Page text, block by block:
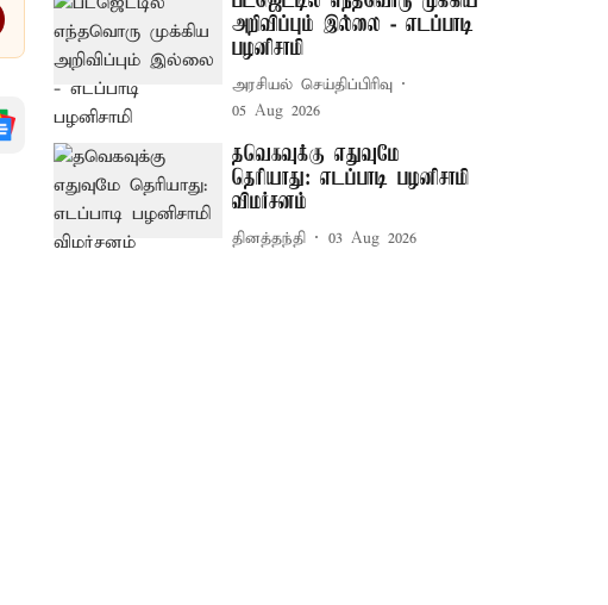
அறிவிப்பும் இல்லை - எடப்பாடி
பழனிசாமி
அரசியல் செய்திப்பிரிவு
05 Aug 2026
தவெகவுக்கு எதுவுமே
தெரியாது: எடப்பாடி பழனிசாமி
விமர்சனம்
தினத்தந்தி 03 Aug 2026